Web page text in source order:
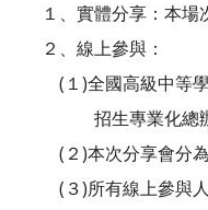
１、實體分享：本場次
２、線上參與：
(１)全國高級中等學校
招生專業化總辦公室
(２)本次分享會分為（A
(３)所有線上參與人員